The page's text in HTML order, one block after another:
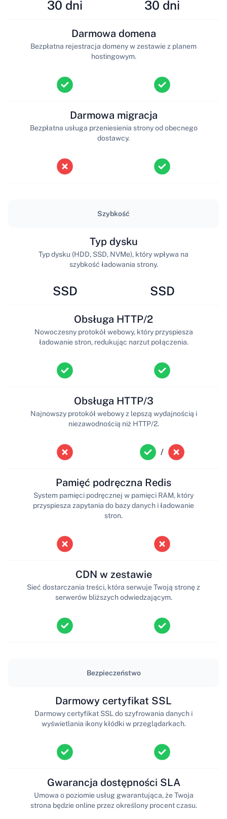
30 dni 30 dni
Darmowa domena
Bezpłatna rejestracja domeny w zestawie z planem
hostingowym.
Darmowa migracja
Bezpłatna usługa przeniesienia strony od obecnego
dostawcy.
Szybkość
SSD
Typ dysku
Typ dysku (HDD, SSD, NVMe), który wpływa na
szybkość ładowania strony.
SSD
Obsługa HTTP/2
Nowoczesny protokół webowy, który przyspiesza
ładowanie stron, redukując narzut połączenia.
Obsługa HTTP/3
Najnowszy protokół webowy z lepszą wydajnością i
niezawodnością niż HTTP/2.
/
Pamięć podręczna Redis
System pamięci podręcznej w pamięci RAM, który
przyspiesza zapytania do bazy danych i ładowanie
stron.
CDN w zestawie
Sieć dostarczania treści, która serwuje Twoją stronę z
serwerów bliższych odwiedzającym.
Bezpieczeństwo
Darmowy certyfikat SSL
Darmowy certyfikat SSL do szyfrowania danych i
wyświetlania ikony kłódki w przeglądarkach.
Gwarancja dostępności SLA
Umowa o poziomie usług gwarantująca, że Twoja
strona będzie online przez określony procent czasu.